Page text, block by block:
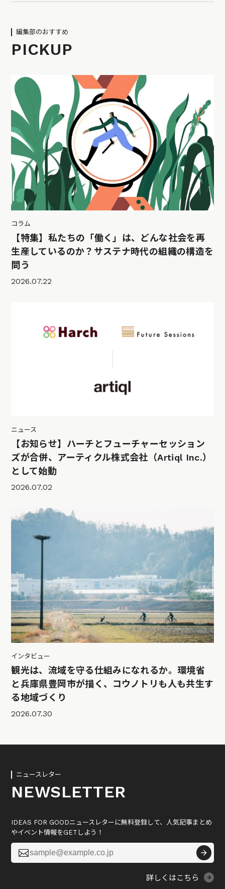
編集部のおすすめ
PICKUP
コラム
【特集】私たちの「働く」は、どんな社会を再
生産しているのか？サステナ時代の組織の構造を
問う
2026.07.22
ニュース
【お知らせ】ハーチとフューチャーセッション
ズが合併、アーティクル株式会社（Artiql Inc.）
として始動
2026.07.02
インタビュー
観光は、流域を守る仕組みになれるか。環境省
と兵庫県豊岡市が描く、コウノトリも人も共生す
る地域づくり
2026.07.30
ニュースレター
NEWSLETTER
IDEAS FOR GOODニュースレターに無料登録して、人気記事まとめ
やイベント情報をGETしよう！

詳しくはこちら